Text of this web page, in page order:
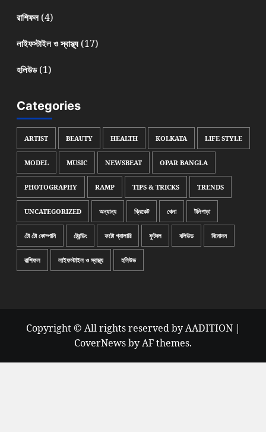
রাশিফল(4)
লাইফস্টাইল ও স্বাস্থ্য(17)
হলিউড(1)
Categories
ARTIST BEAUTY HEALTH KOLKATA LIFE STYLE
MODEL MUSIC NEWSBEAT OPAR BANGLA
PHOTOGRAPHY RAMP TIPS & TRICKS TRENDS
UNCATEGORIZED অন্যান্য ক্রিকেট খেলা টলিপাড়া
টো টো কোম্পানি ট্রেন্ডিং ফটো গ্যালারি ফুটবল বলিউড বিনোদন
রাশিফল লাইফস্টাইল ও স্বাস্থ্য হলিউড
Copyright © All rights reserved by AADITION |
CoverNewsby AF themes.